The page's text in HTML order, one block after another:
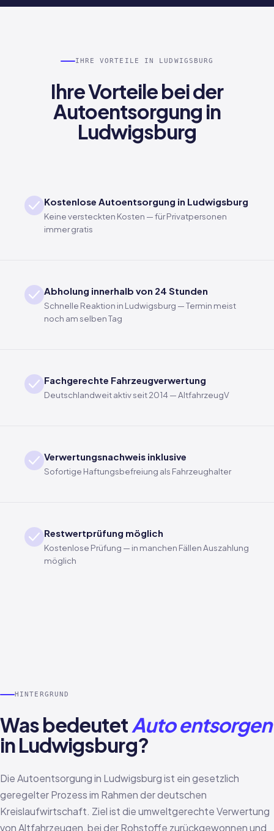
IHRE VORTEILE IN LUDWIGSBURG
Ihre Vorteile bei der
Autoentsorgung in
Ludwigsburg
Kostenlose Autoentsorgung in Ludwigsburg
Keine versteckten Kosten — für Privatpersonen
immer gratis
Abholung innerhalb von 24 Stunden
Schnelle Reaktion in Ludwigsburg — Termin meist
noch am selben Tag
Fachgerechte Fahrzeugverwertung
Deutschlandweit aktiv seit 2014 — AltfahrzeugV
Verwertungsnachweis inklusive
Sofortige Haftungsbefreiung als Fahrzeughalter
Restwertprüfung möglich
Kostenlose Prüfung — in manchen Fällen Auszahlung
möglich
HINTERGRUND
Was bedeutetAuto entsorgen
in Ludwigsburg?
Die Autoentsorgung in Ludwigsburg ist ein gesetzlich
geregelter Prozess im Rahmen der deutschen
Kreislaufwirtschaft. Ziel ist die umweltgerechte Verwertung
von Altfahrzeugen, bei der Rohstoffe zurückgewonnen und